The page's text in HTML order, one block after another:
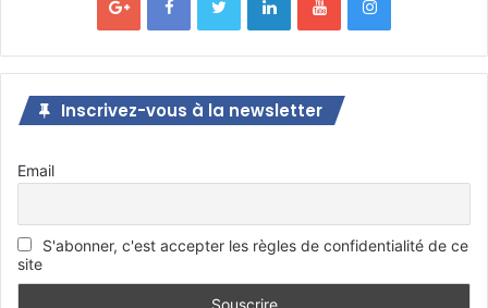
Inscrivez-vous à la newsletter
Email
S'abonner, c'est accepter les règles de confidentialité de ce
site